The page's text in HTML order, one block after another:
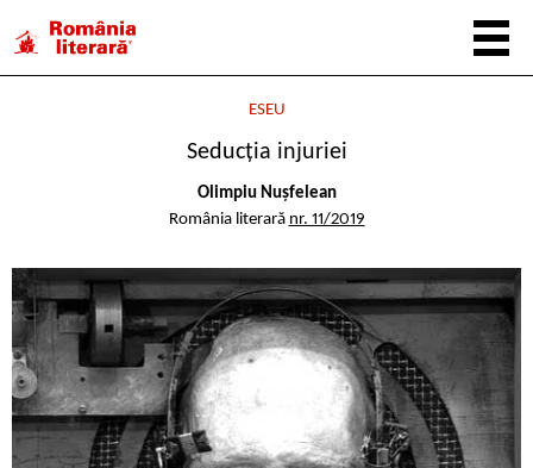
ESEU
Seducția injuriei
Olimpiu Nușfelean
România literară nr. 11/2019